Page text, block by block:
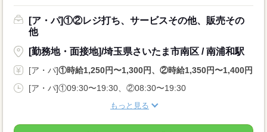
[ア・パ]①②レジ打ち、サービスその他、販売その
他
[勤務地・面接地]/埼玉県さいたま市南区 / 南浦和駅
[ア・パ]①時給1,250円〜1,300円、②時給1,350円〜1,400円
[ア・パ]①09:30〜19:30、②08:30〜19:30
もっと見る